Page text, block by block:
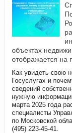
объектах
отображается на
Как увидеть свою
Госуслугах и
сведений
нужную
марта 2025 года
специалисты
по Московской
(495) 223-45-41.